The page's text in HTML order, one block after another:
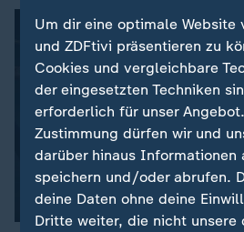
Um dir eine optimale Website
und ZDFtivi präsentieren zu
Cookies und vergleichbare
der eingesetzten Techniken
erforderlich für unser
Zustimmung dürfen wir und
darüber hinaus Informationen
speichern und/oder abrufen.
deine Daten ohne deine
Dritte weiter, die nicht unsere